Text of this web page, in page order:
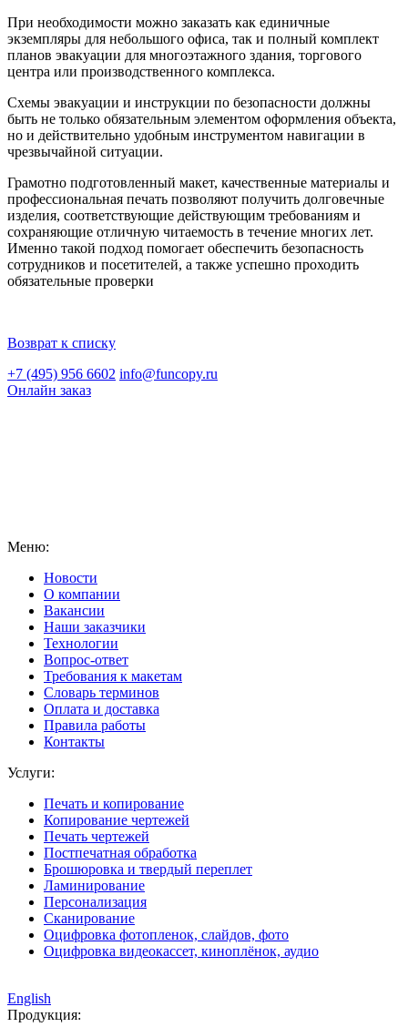
При необходимости можно заказать как единичные
экземпляры для небольшого офиса, так и полный комплект
планов эвакуации для многоэтажного здания, торгового
центра или производственного комплекса.
Схемы эвакуации и инструкции по безопасности должны
быть не только обязательным элементом оформления объекта,
но и действительно удобным инструментом навигации в
чрезвычайной ситуации.
Грамотно подготовленный макет, качественные материалы и
профессиональная печать позволяют получить долговечные
изделия, соответствующие действующим требованиям и
сохраняющие отличную читаемость в течение многих лет.
Именно такой подход помогает обеспечить безопасность
сотрудников и посетителей, а также успешно проходить
обязательные проверки
Возврат к списку
+7 (495) 956 6602 info@funcopy.ru
Онлайн заказ
Меню:
Новости
О компании
Вакансии
Наши заказчики
Технологии
Вопрос-ответ
Требования к макетам
Словарь терминов
Оплата и доставка
Правила работы
Контакты
Услуги:
Печать и копирование
Копирование чертежей
Печать чертежей
Постпечатная обработка
Брошюровка и твердый переплет
Ламинирование
Персонализация
Сканирование
Оцифровка фотопленок, слайдов, фото
Оцифровка видеокассет, киноплёнок, аудио
English
Продукция: